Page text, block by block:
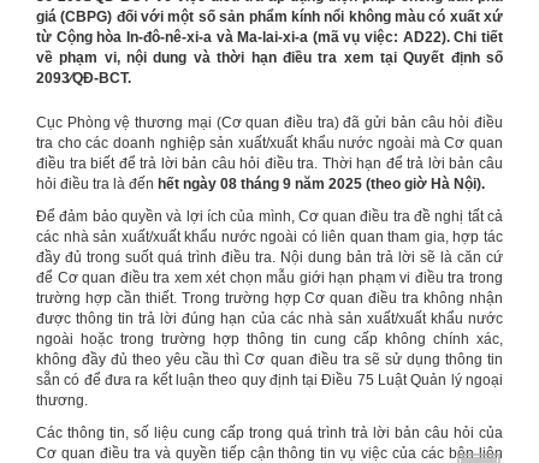
giá (CBPG) đối với một số sản phẩm kính nổi không màu có xuất xứ
từ Cộng hòa In-đô-nê-xi-a và Ma-lai-xi-a (mã vụ việc: AD22). Chi tiết
về phạm vi, nội dung và thời hạn điều tra xem tại Quyết định số
2093⁄QĐ-BCT.
Cục Phòng vệ thương mại (Cơ quan điều tra) đã gửi bản câu hỏi điều
tra cho các doanh nghiệp sản xuất/xuất khẩu nước ngoài mà Cơ quan
điều tra biết để trả lời bản câu hỏi điều tra. Thời hạn để trả lời bản câu
hỏi điều tra là đến hết ngày 08 tháng 9 năm 2025 (theo giờ Hà Nội).
Để đảm bảo quyền và lợi ích của mình, Cơ quan điều tra đề nghị tất cả
các nhà sản xuất/xuất khẩu nước ngoài có liên quan tham gia, hợp tác
đầy đủ trong suốt quá trình điều tra. Nội dung bản trả lời sẽ là căn cứ
để Cơ quan điều tra xem xét chọn mẫu giới hạn phạm vi điều tra trong
trường hợp cần thiết. Trong trường hợp Cơ quan điều tra không nhận
được thông tin trả lời đúng hạn của các nhà sản xuất/xuất khẩu nước
ngoài hoặc trong trường hợp thông tin cung cấp không chính xác,
không đầy đủ theo yêu cầu thì Cơ quan điều tra sẽ sử dụng thông tin
sẵn có để đưa ra kết luận theo quy định tại Điều 75 Luật Quản lý ngoại
thương.
Các thông tin, số liệu cung cấp trong quá trình trả lời bản câu hỏi của
Cơ quan điều tra và quyền tiếp cận thông tin vụ việc của các bên liên